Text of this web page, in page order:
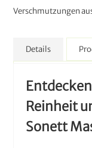
Verschmutzungen
Details
Reinheit
Sonett